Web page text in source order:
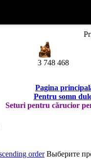
3 748 468
Pagina
Pentru somn
Seturi pentru cărucior
Выберите